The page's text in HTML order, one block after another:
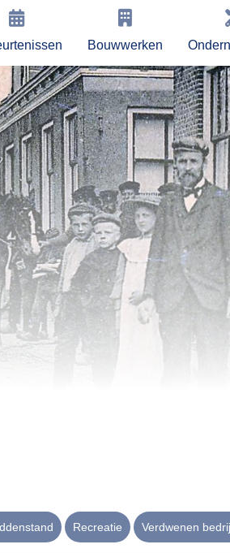
Bouwwerken
Recreatie Verdwenen